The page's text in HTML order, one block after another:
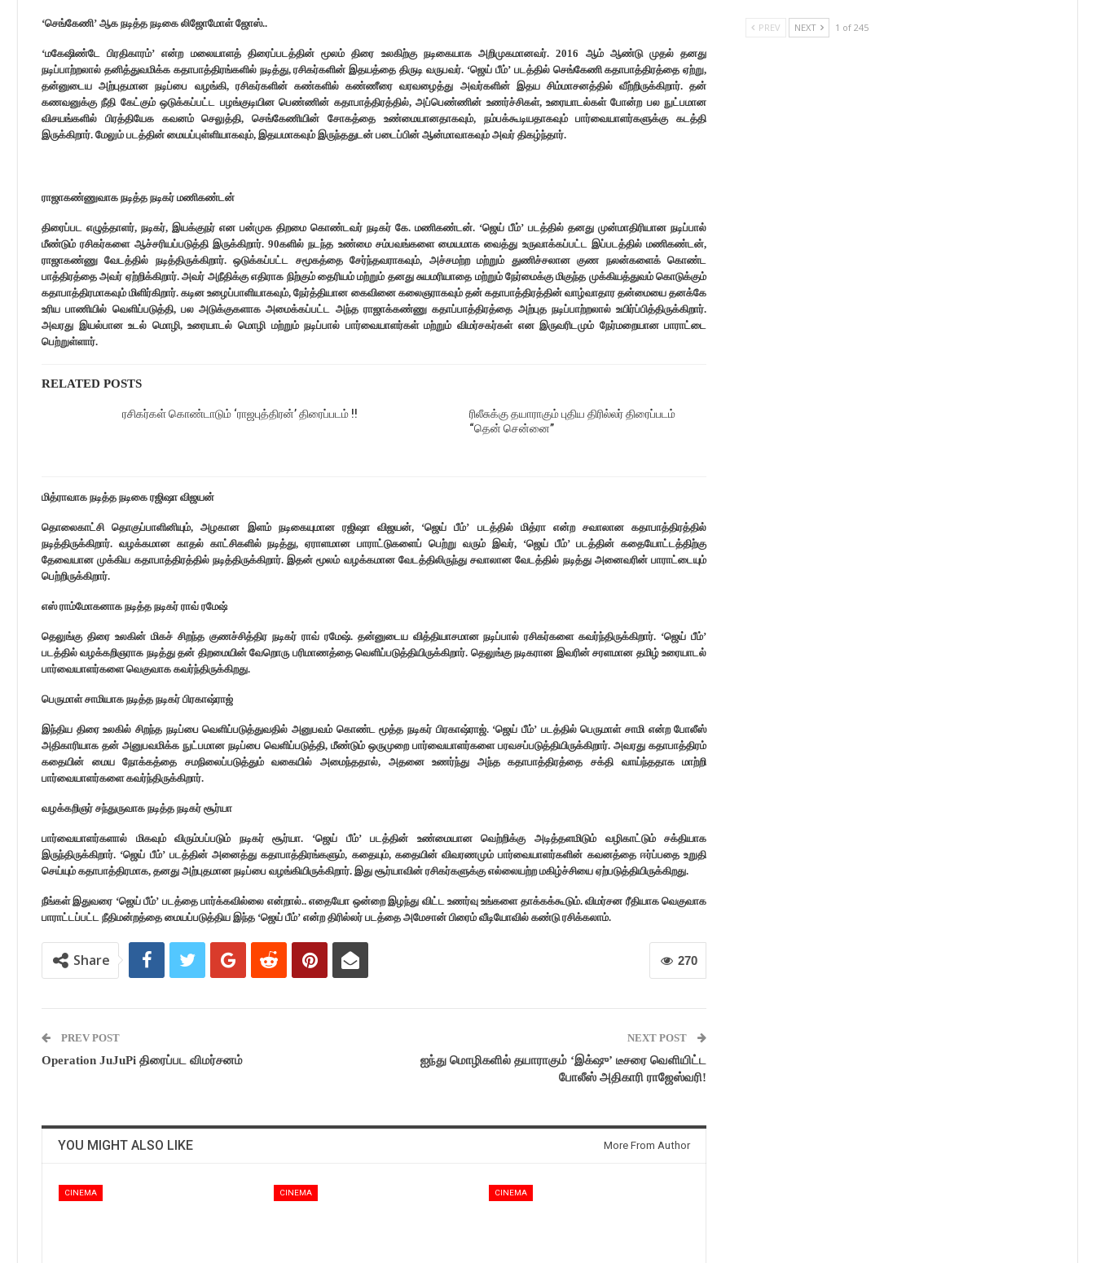
‘செங்கேணி’ ஆக நடித்த நடிகை லிஜோமோள் ஜோஸ்..
‘மகேஷிண்டே பிரதிகாரம்’ என்ற மலையாளத் திரைப்படத்தின் மூலம் திரை உலகிற்கு நடிகையாக அறிமுகமானவர். 2016 ஆம் ஆண்டு முதல் தனது
நடிப்பாற்றலால் தனித்துவமிக்க கதாபாத்திரங்களில் நடித்து, ரசிகர்களின் இதயத்தை திருடி வருபவர். ‘ஜெய் பீம்’ படத்தில் செங்கேணி கதாபாத்திரத்தை ஏற்று,
தன்னுடைய அற்புதமான நடிப்பை வழங்கி, ரசிகர்களின் கண்களில் கண்ணீரை வரவழைத்து அவர்களின் இதய சிம்மாசனத்தில் வீற்றிருக்கிறார். தன்
கணவனுக்கு நீதி கேட்கும் ஒடுக்கப்பட்ட பழங்குடியின பெண்ணின் கதாபாத்திரத்தில், அப்பெண்ணின் உணர்ச்சிகள், உரையாடல்கள் போன்ற பல நுட்பமான
விசயங்களில் பிரத்தியேக கவனம் செலுத்தி, செங்கேணியின் சோகத்தை உண்மையானதாகவும், நம்பக்கூடியதாகவும் பார்வையாளர்களுக்கு கடத்தி
இருக்கிறார். மேலும் படத்தின் மையப்புள்ளியாகவும், இதயமாகவும் இருந்ததுடன் படைப்பின் ஆன்மாவாகவும் அவர் திகழ்ந்தார்.
ராஜாகண்ணுவாக நடித்த நடிகர் மணிகண்டன்
திரைப்பட எழுத்தாளர், நடிகர், இயக்குநர் என பன்முக திறமை கொண்டவர் நடிகர் கே. மணிகண்டன். ‘ஜெய் பீம்’ படத்தில் தனது முன்மாதிரியான நடிப்பால்
மீண்டும் ரசிகர்களை ஆச்சரியப்படுத்தி இருக்கிறார். 90களில் நடந்த உண்மை சம்பவங்களை மையமாக வைத்து உருவாக்கப்பட்ட இப்படத்தில் மணிகண்டன்,
ராஜாகண்ணு வேடத்தில் நடித்திருக்கிறார். ஒடுக்கப்பட்ட சமூகத்தை சேர்ந்தவராகவும், அச்சமற்ற மற்றும் துணிச்சலான குண நலன்களைக் கொண்ட
பாத்திரத்தை அவர் ஏற்றிக்கிறார். அவர் அநீதிக்கு எதிராக நிற்கும் தைரியம் மற்றும் தனது சுயமரியாதை மற்றும் நேர்மைக்கு மிகுந்த முக்கியத்துவம் கொடுக்கும்
கதாபாத்திரமாகவும் மிளிர்கிறார். கடின உழைப்பாளியாகவும், நேர்த்தியான கைவினை கலைஞராகவும் தன் கதாபாத்திரத்தின் வாழ்வாதார தன்மையை தனக்கே
உரிய பாணியில் வெளிப்படுத்தி, பல அடுக்குகளாக அமைக்கப்பட்ட அந்த ராஜாக்கண்ணு கதாப்பாத்திரத்தை அற்புத நடிப்பாற்றலால் உயிர்ப்பித்திருக்கிறார்.
அவரது இயல்பான உடல் மொழி, உரையாடல் மொழி மற்றும் நடிப்பால் பார்வையாளர்கள் மற்றும் விமர்சகர்கள் என இருவரிடமும் நேர்மறையான பாராட்டை
பெற்றுள்ளார்.
RELATED POSTS
ரசிகர்கள் கொண்டாடும் ‘ராஜபுத்திரன்’ திரைப்படம் !!
ரிலீசுக்கு தயாராகும் புதிய திரில்லர் திரைப்படம்
“தென் சென்னை”
மித்ராவாக நடித்த நடிகை ரஜிஷா விஜயன்
தொலைகாட்சி தொகுப்பாளினியும், அழகான இளம் நடிகையுமான ரஜிஷா விஜயன், ‘ஜெய் பீம்’ படத்தில் மித்ரா என்ற சவாலான கதாபாத்திரத்தில்
நடித்திருக்கிறார். வழக்கமான காதல் காட்சிகளில் நடித்து, ஏராளமான பாராட்டுகளைப் பெற்று வரும் இவர், ‘ஜெய் பீம்’ படத்தின் கதையோட்டத்திற்கு
தேவையான முக்கிய கதாபாத்திரத்தில் நடித்திருக்கிறார். இதன் மூலம் வழக்கமான வேடத்திலிருந்து சவாலான வேடத்தில் நடித்து அனைவரின் பாராட்டையும்
பெற்றிருக்கிறார்.
எஸ் ராம்மோகனாக நடித்த நடிகர் ராவ் ரமேஷ்
தெலுங்கு திரை உலகின் மிகச் சிறந்த குணச்சித்திர நடிகர் ராவ் ரமேஷ். தன்னுடைய வித்தியாசமான நடிப்பால் ரசிகர்களை கவர்ந்திருக்கிறார். ‘ஜெய் பீம்’
படத்தில் வழக்கறிஞராக நடித்து தன் திறமையின் வேறொரு பரிமாணத்தை வெளிப்படுத்தியிருக்கிறார். தெலுங்கு நடிகரான இவரின் சரளமான தமிழ் உரையாடல்
பார்வையாளர்களை வெகுவாக கவர்ந்திருக்கிறது.
பெருமாள் சாமியாக நடித்த நடிகர் பிரகாஷ்ராஜ்
இந்திய திரை உலகில் சிறந்த நடிப்பை வெளிப்படுத்துவதில் அனுபவம் கொண்ட மூத்த நடிகர் பிரகாஷ்ராஜ். ‘ஜெய் பீம்’ படத்தில் பெருமாள் சாமி என்ற போலீஸ்
அதிகாரியாக தன் அனுபவமிக்க நுட்பமான நடிப்பை வெளிப்படுத்தி, மீண்டும் ஒருமுறை பார்வையாளர்களை பரவசப்படுத்தியிருக்கிறார். அவரது கதாபாத்திரம்
கதையின் மைய நோக்கத்தை சமநிலைப்படுத்தும் வகையில் அமைந்ததால், அதனை உணர்ந்து அந்த கதாபாத்திரத்தை சக்தி வாய்ந்ததாக மாற்றி
பார்வையாளர்களை கவர்ந்திருக்கிறார்.
வழக்கறிஞர் சந்துருவாக நடித்த நடிகர் சூர்யா
பார்வையாளர்களால் மிகவும் விரும்பப்படும் நடிகர் சூர்யா. ‘ஜெய் பீம்’ படத்தின் உண்மையான வெற்றிக்கு அடித்தளமிடும் வழிகாட்டும் சக்தியாக
இருந்திருக்கிறார். ‘ஜெய் பீம்’ படத்தின் அனைத்து கதாபாத்திரங்களும், கதையும், கதையின் விவரணமும் பார்வையாளர்களின் கவனத்தை ஈர்ப்பதை உறுதி
செய்யும் கதாபாத்திரமாக, தனது அற்புதமான நடிப்பை வழங்கியிருக்கிறார். இது சூர்யாவின் ரசிகர்களுக்கு எல்லையற்ற மகிழ்ச்சியை ஏற்படுத்தியிருக்கிறது.
நீங்கள் இதுவரை ‘ஜெய் பீம்’ படத்தை பார்க்கவில்லை என்றால்.. எதையோ ஒன்றை இழந்து விட்ட உணர்வு உங்களை தாக்கக்கூடும். விமர்சன ரீதியாக வெகுவாக
பாராட்டப்பட்ட நீதிமன்றத்தை மையப்படுத்திய இந்த ‘ஜெய் பீம்’ என்ற திரில்லர் படத்தை அமேசான் பிரைம் வீடியோவில் கண்டு ரசிக்கலாம்.
270
Share
PREV POST
Operation JuJuPi திரைப்பட விமர்சனம்
NEXT POST
ஐந்து மொழிகளில் தயாராகும் ‘இக்‌ஷு’ டீசரை வெளியிட்ட
போலீஸ் அதிகாரி ராஜேஸ்வரி!
YOU MIGHT ALSO LIKE More From Author
CINEMA CINEMA CINEMA
PREV NEXT 1 of 245